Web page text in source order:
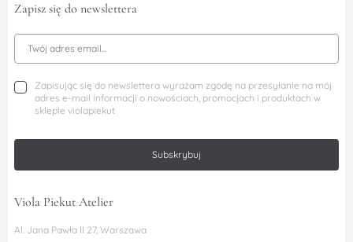
Zapisz się do newslettera
Adres Email
Zapisując się do newslettera wyrażam zgodę na przesyłanie na mój
adres e-mail informacji o nowościach, promocjach i produktach w
sklepie violapiekut
Subskrybuj
Viola Piekut Atelier
Al. Jana Pawła II 27, Warszawa